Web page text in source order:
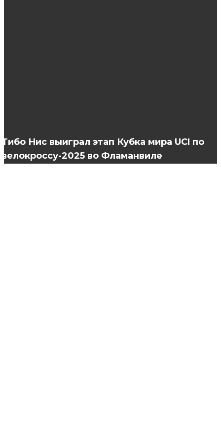
Тибо Нис выиграл этап Кубка мира UCI по
велокроссу-2025 во Фламанвиле